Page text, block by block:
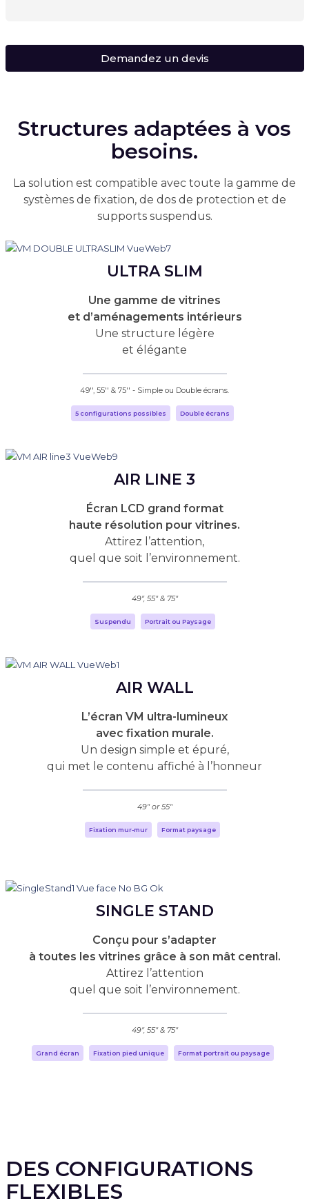
Demandez un devis
Structures adaptées à vos
besoins.
La solution est compatible avec toute la gamme de
systèmes de fixation, de dos de protection et de
supports suspendus.
ULTRA SLIM
Une gamme de vitrines
et d’aménagements intérieurs
Une structure légère
et élégante
49'', 55'' & 75'' - Simple ou Double écrans.
5 configurations possibles Double écrans
AIR LINE 3
Écran LCD grand format
haute résolution pour vitrines.
Attirez l’attention,
quel que soit l’environnement.
49", 55" & 75"
Suspendu Portrait ou Paysage
AIR WALL
L’écran VM ultra-lumineux
avec fixation murale.
Un design simple et épuré,
qui met le contenu affiché à l’honneur
49" or 55"
Fixation mur-mur Format paysage
SINGLE STAND
Conçu pour s’adapter
à toutes les vitrines grâce à son mât central.
Attirez l’attention
quel que soit l’environnement.
49", 55" & 75"
Grand écran Fixation pied unique Format portrait ou paysage
DES CONFIGURATIONS
FLEXIBLES